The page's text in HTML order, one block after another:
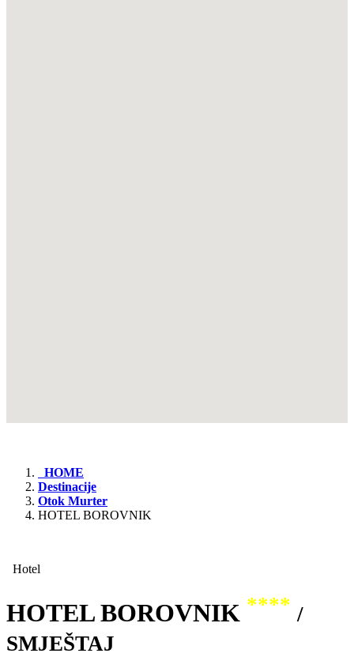
HOME
Destinacije
Otok Murter
HOTEL BOROVNIK
Hotel
HOTEL BOROVNIK **** /
SMJEŠTAJ